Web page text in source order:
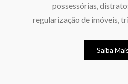
possessórias,
regularização de imóveis,
Saiba